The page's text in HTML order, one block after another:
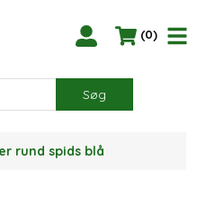
(0)
Søg
rund spids blå